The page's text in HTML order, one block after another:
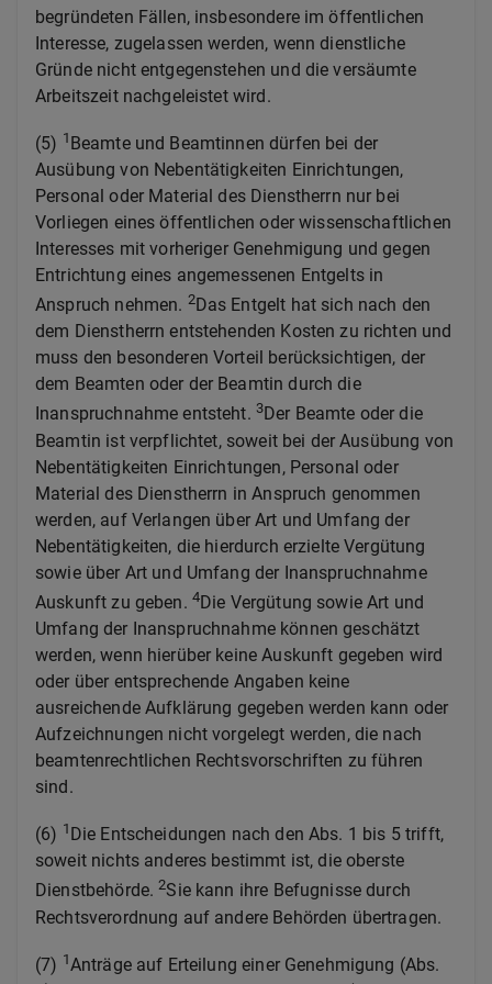
begründeten Fällen, insbesondere im öffentlichen
Interesse, zugelassen werden, wenn dienstliche
Gründe nicht entgegenstehen und die versäumte
Arbeitszeit nachgeleistet wird.
(5) 1 Beamte und Beamtinnen dürfen bei der
Ausübung von Nebentätigkeiten Einrichtungen,
Personal oder Material des Dienstherrn nur bei
Vorliegen eines öffentlichen oder wissenschaftlichen
Interesses mit vorheriger Genehmigung und gegen
Entrichtung eines angemessenen Entgelts in
Anspruch nehmen. 2Das Entgelt hat sich nach den
dem Dienstherrn entstehenden Kosten zu richten und
muss den besonderen Vorteil berücksichtigen, der
dem Beamten oder der Beamtin durch die
Inanspruchnahme entsteht. 3 Der Beamte oder die
Beamtin ist verpflichtet, soweit bei der Ausübung von
Nebentätigkeiten Einrichtungen, Personal oder
Material des Dienstherrn in Anspruch genommen
werden, auf Verlangen über Art und Umfang der
Nebentätigkeiten, die hierdurch erzielte Vergütung
sowie über Art und Umfang der Inanspruchnahme
Auskunft zu geben. 4Die Vergütung sowie Art und
Umfang der Inanspruchnahme können geschätzt
werden, wenn hierüber keine Auskunft gegeben wird
oder über entsprechende Angaben keine
ausreichende Aufklärung gegeben werden kann oder
Aufzeichnungen nicht vorgelegt werden, die nach
beamtenrechtlichen Rechtsvorschriften zu führen
sind.
(6) 1 Die Entscheidungen nach den Abs. 1 bis 5 trifft,
soweit nichts anderes bestimmt ist, die oberste
Dienstbehörde.2Sie kann ihre Befugnisse durch
Rechtsverordnung auf andere Behörden übertragen.
(7) 1Anträge auf Erteilung einer Genehmigung (Abs.